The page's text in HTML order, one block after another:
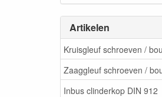
Artikelen
Kruisgleuf schroeven /
Zaaggleuf schroeven /
Inbus clinderkop DIN 912